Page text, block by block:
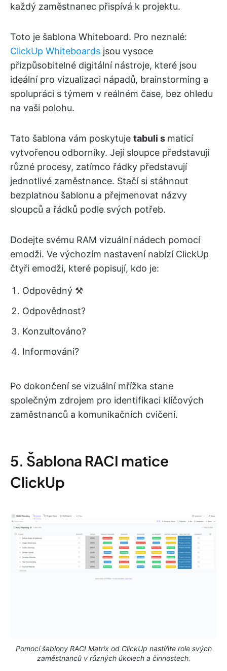
každý zaměstnanec přispívá k projektu.
Toto je šablona Whiteboard. Pro neznalé:
ClickUp Whiteboards jsou vysoce
přizpůsobitelné digitální nástroje, které jsou
ideální pro vizualizaci nápadů, brainstorming a
spolupráci s týmem v reálném čase, bez ohledu
na vaši polohu.
Tato šablona vám poskytuje tabuli s maticí
vytvořenou odborníky. Její sloupce představují
různé procesy, zatímco řádky představují
jednotlivé zaměstnance. Stačí si stáhnout
bezplatnou šablonu a přejmenovat názvy
sloupců a řádků podle svých potřeb.
Dodejte svému RAM vizuální nádech pomocí
emodži. Ve výchozím nastavení nabízí ClickUp
čtyři emodži, které popisují, kdo je:
Odpovědný ⚒️
Odpovědnost?
Konzultováno?
Informováni?
Po dokončení se vizuální mřížka stane
společným zdrojem pro identifikaci klíčových
zaměstnanců a komunikačních cvičení.
5. Šablona RACI matice
ClickUp
Pomocí šablony RACI Matrix od ClickUp nastíňte role svých
zaměstnanců v různých úkolech a činnostech.